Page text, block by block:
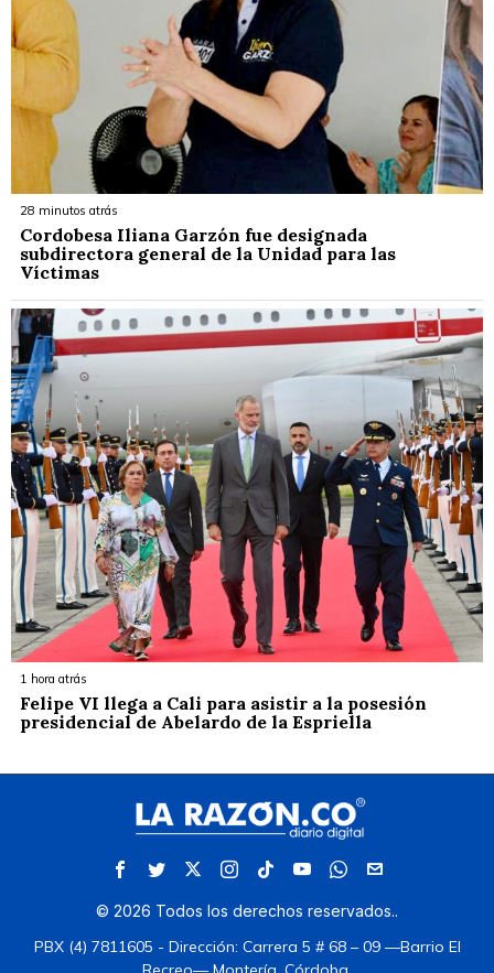
28 minutos atrás
Cordobesa Iliana Garzón fue designada
subdirectora general de la Unidad para las
Víctimas
1 hora atrás
Felipe VI llega a Cali para asistir a la posesión
presidencial de Abelardo de la Espriella
© 2026 Todos los derechos reservados..
PBX (4) 7811605 - Dirección: Carrera 5 # 68 – 09 —Barrio El